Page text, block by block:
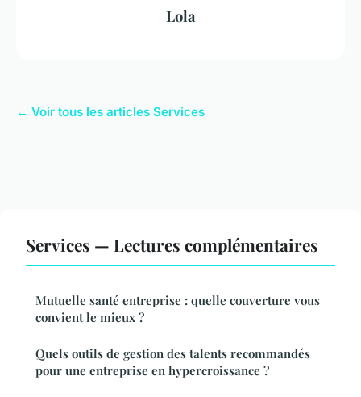
Lola
← Voir tous les articles Services
Services — Lectures complémentaires
Mutuelle santé entreprise : quelle couverture vous
convient le mieux ?
Quels outils de gestion des talents recommandés
pour une entreprise en hypercroissance ?